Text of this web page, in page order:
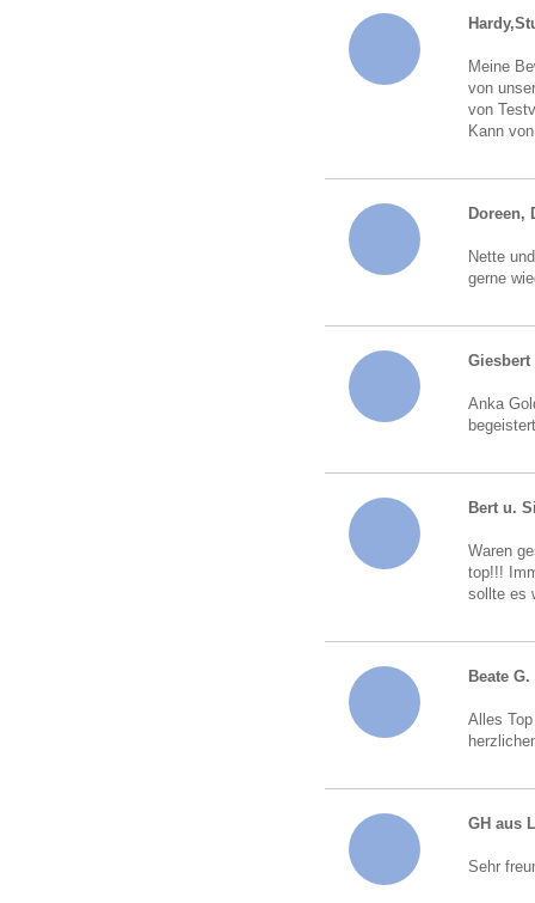
Meine
von
von
Kann
Doreen,
Nette
gerne
Giesbert
Anka
Bert u.
Waren
top!!!
sollte es
Beate G.
Alles
GH aus
Sehr